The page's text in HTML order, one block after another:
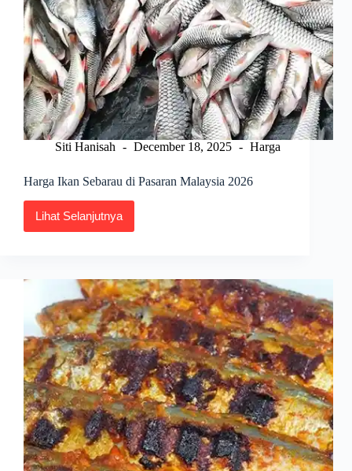
Siti Hanisah December 18, 2025 Harga
Harga Ikan Sebarau di Pasaran Malaysia 2026
Lihat Selanjutnya
Harga
Ikan
Malaysia
2026